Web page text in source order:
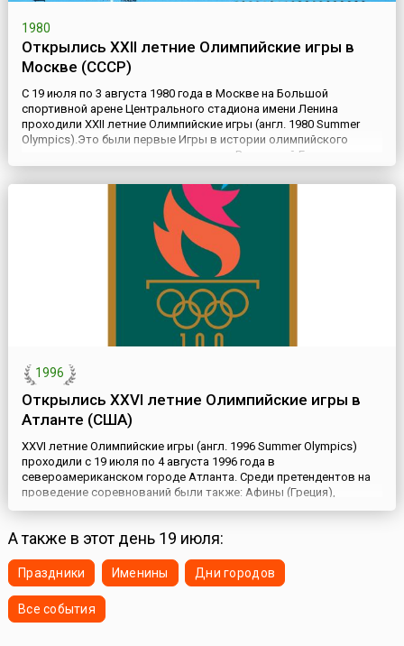
1980
Открылись XXII летние Олимпийские игры в
Москве (СССР)
С 19 июля по 3 августа 1980 года в Москве на Большой
спортивной арене Центрального стадиона имени Ленина
проходили XXII летние Олимпийские игры (англ. 1980 Summer
Olympics).Это были первые Игры в истории олимпийского
движения, прошедшие на территории Восточной Европы, и
первые — в социалистической стране. Надо сказать, что часть
соревнований этой Олимпиады проводилась и в других городах
1996
Открылись XXVI летние Олимпийские игры в
Атланте (США)
XXVI летние Олимпийские игры (англ. 1996 Summer Olympics)
проходили с 19 июля по 4 августа 1996 года в
североамериканском городе Атланта. Среди претендентов на
проведение соревнований были также: Афины (Греция),
Белград (Югославия), Манчестер (Великобритания), Мельбурн
летние Игры пройдут в Афинах (поскольку они проходили в год
А также в этот день 19 июля:
Праздники Именины Дни городов
Все события